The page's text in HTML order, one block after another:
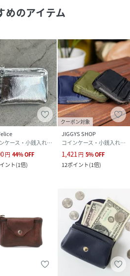
めのアイテム
コインケース・小銭入れ・札入れ
円 44%OFF
ント(1倍)
クーポン対象
JIGGYS SHOP
コインケース・小銭入れ・札入れ
1,421円 5%OFF
12ポイント(1倍)